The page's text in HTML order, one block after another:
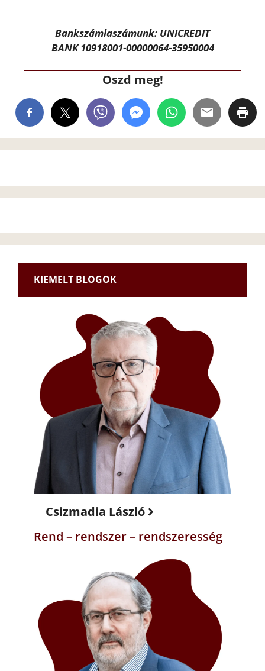
Bankszámlaszámunk: UNICREDIT
BANK 10918001-00000064-35950004
Oszd meg!
KIEMELT BLOGOK
Csizmadia László
Rend – rendszer – rendszeresség